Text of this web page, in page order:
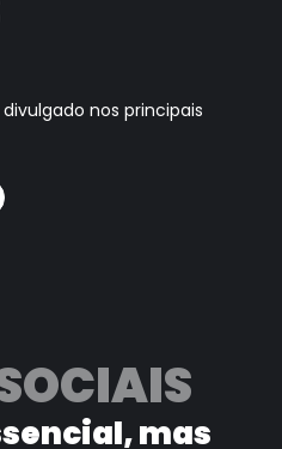
nos principais
mas